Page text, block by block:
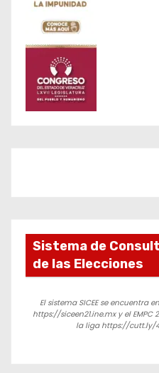
Sistema de
de las Elecciones
El sistema SICEE se encuentra
https://siceen21.ine.mx y el EMPC
la liga https://cutt.ly/